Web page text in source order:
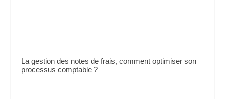
La gestion des notes de frais, comment optimiser son
processus comptable ?